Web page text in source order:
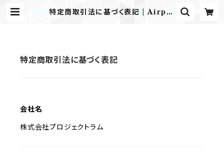
特定商取引法に基づく表記 | Airpla
特定商取引法に基づく表記
会社名
株式会社プロジェクトラム